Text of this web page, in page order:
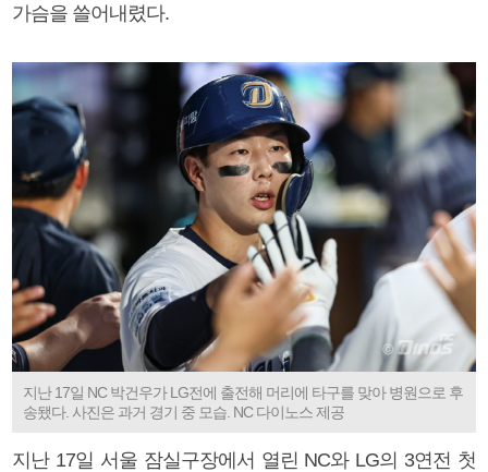
가슴을 쓸어내렸다.
지난 17일 NC 박건우가 LG전에 출전해 머리에 타구를 맞아 병원으로 후
송됐다. 사진은 과거 경기 중 모습. NC 다이노스 제공
지난 17일 서울 잠실구장에서 열린 NC와 LG의 3연전 첫